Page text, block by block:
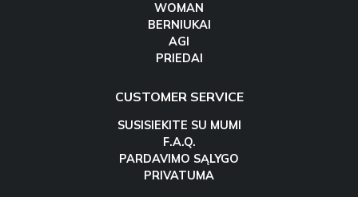
WOMAN
BERNIUKAI
AGI
PRIEDAI
CUSTOMER SERVICE
SUSISIEKITE SU MUMI
F.A.Q.
PARDAVIMO SĄLYGO
PRIVATUMA